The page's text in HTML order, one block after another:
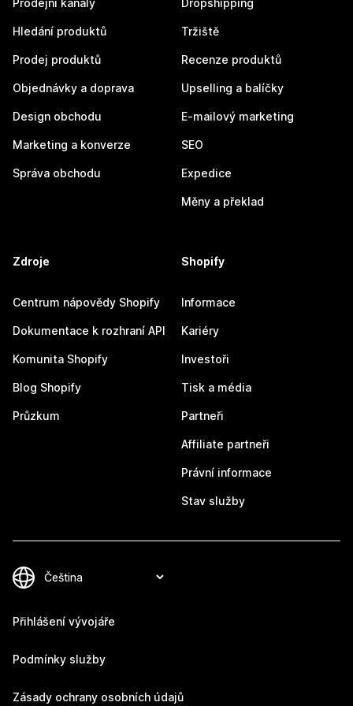
Prodejní kanály
Hledání produktů
Prodej produktů
Objednávky a doprava
Design obchodu
Marketing a konverze
Správa obchodu
Dropshipping
Tržiště
Recenze produktů
Upselling a balíčky
E-mailový marketing
SEO
Expedice
Měny a překlad
Zdroje
Centrum nápovědy Shopify
Dokumentace k rozhraní API
Komunita Shopify
Blog Shopify
Průzkum
Shopify
Informace
Kariéry
Investoři
Tisk a média
Partneři
Affiliate partneři
Právní informace
Stav služby
Přihlášení vývojáře
Podmínky služby
Zásady ochrany osobních údajů